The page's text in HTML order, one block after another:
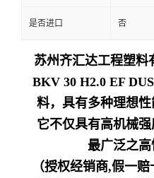
是否进口 否
苏州齐汇达工程塑料
BKV 30 H2.0 EF
料，具有多种理想性
它不仅具有高机械
最广泛之高
（授权经销商,假一